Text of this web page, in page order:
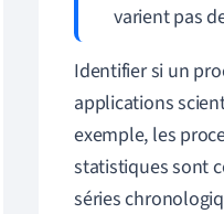
varient pas
Identifier si un
applications
exemple, les
statistiques sont
séries